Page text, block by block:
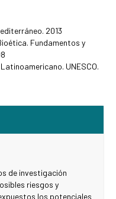
2013
Fundamentos y
UNESCO.
de investigación
riesgos y
los potenciales